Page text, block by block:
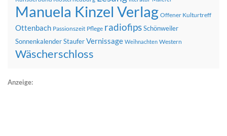
Manuela Kinzel Verlag Offener Kulturtreff
Ottenbach Passionszeit Pflege radiofipsSchönweiler
SonnenkalenderStauferVernissage Weihnachten Western
Wäscherschloss
Anzeige: